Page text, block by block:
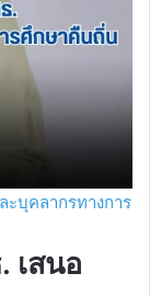
ะบุคลากรทางการ
เสนอ